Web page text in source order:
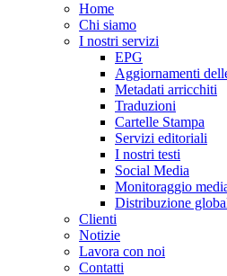
Home
Chi siamo
I nostri servizi
EPG
Aggiornamenti
Metadati arricchiti
Traduzioni
Cartelle Stampa
Servizi editoriali
I nostri testi
Social Media
Monitoraggio
Distribuzione
Clienti
Notizie
Lavora con noi
Contatti